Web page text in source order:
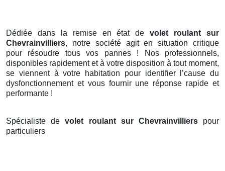
Dédiée dans la remise en état devolet roulant sur
Chevrainvilliers, notre société agit en situation critique
pour résoudre tous vos pannes ! Nos professionnels,
disponibles rapidement et à votre disposition à tout moment,
se viennent à votre habitation pour identifier l’cause du
dysfonctionnement et vous fournir une réponse rapide et
performante !
Spécialiste devolet roulant sur Chevrainvilliers pour
particuliers